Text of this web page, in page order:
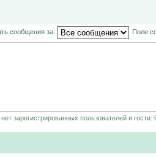
сообщения за: Поле
зарегистрированных пользователей и гости: